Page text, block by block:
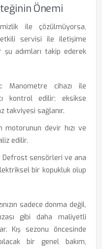
Önemi
ile çözülmüyorsa,
servisi ile iletişime
adımları takip ederek
Manometre cihazı ile
kontrol edilir; eksikse
takviyesi sağlanır.
motorunun devir hızı ve
edilir.
Defrost sensörleri ve ana
bir kopukluk olup
sadece donma değil,
gibi daha maliyetli
Kış sezonu öncesinde
bir genel bakım,